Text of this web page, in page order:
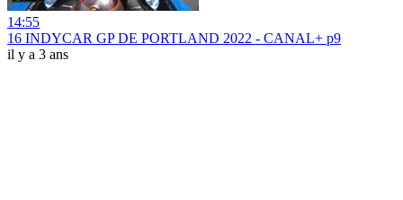
14:55
16 INDYCAR GP DE PORTLAND 2022 - CANAL+ p9
il y a 3 ans